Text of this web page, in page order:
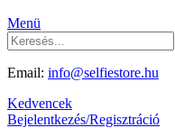
Menü
Email: info@selfiestore.hu
Kedvencek
Bejelentkezés/Regisztráció